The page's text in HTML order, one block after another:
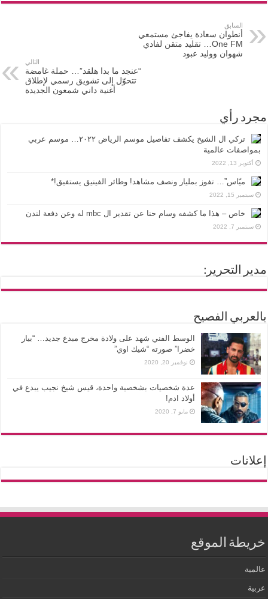
السابق
أنطوان سعادة يفاجئ مستمعي
One FM… تقليد متقن لفادي
شهوان ووليد عبود
التالي
“عنجد ما بدا هلقد”… حملة غامضة
تتحوّل إلى تشويق رسمي لإطلاق
أغنية داني شمعون الجديدة
مجرد رأي
تركي ال الشيخ يكشف تفاصيل موسم الرياض ٢٠٢٢… موسم عربي
بمواصفات عالمية
أكتوبر 13, 2022
ميّاس”… تفوز بمليار ونصف مشاهد! وطائر الفينيق يستفيق!*
سبتمبر 15, 2022
خاص – هذا ما كشفه وسام حنا عن تقدير ال mbc له وعن دفعة لندن
سبتمبر 7, 2022
مدير التحرير:
بالعربي الفصيح
الوسط الفني شهد على ولادة مخرج مبدع جديد… “بيار
خضرا” صورته “شيك اوي”
نوفمبر 20, 2020
عدة شخصيات بشخصية واحدة، قيس شيخ نجيب يبدع في
أولاد ادم!
مايو 7, 2020
إعلانات
خريطة الموقع
عالمية
عربية